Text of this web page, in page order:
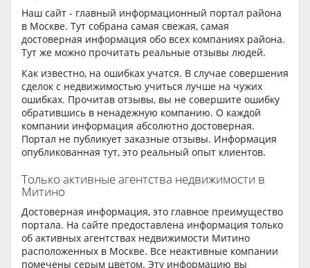
Наш сайт - главный информационный портал района
в Москве. Тут собрана самая свежая, самая
достоверная информация обо всех компаниях района.
Тут же можно прочитать реальные отзывы людей.
Как известно, на ошибках учатся. В случае совершения
сделок с недвижимостью учиться лучше на чужих
ошибках. Прочитав отзывы, вы не совершите ошибку
обратившись в ненадежную компанию. О каждой
компании информация абсолютно достоверная.
Портал не публикует заказные отзывы. Информация
опубликованная тут, это реальный опыт клиентов.
Только активные агентства недвижимости в
Митино
Достоверная информация, это главное преимущество
портала. На сайте предоставлена информация только
об активных агентствах недвижимости Митино
расположенных в Москве. Все неактивные компании
помечены серым цветом. Эту информацию вы